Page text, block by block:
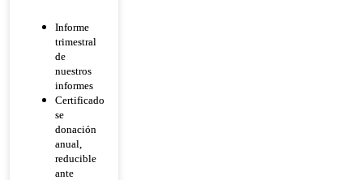
Informe
trimestral
de
nuestros
informes
Certificado
se
donación
anual,
reducible
ante